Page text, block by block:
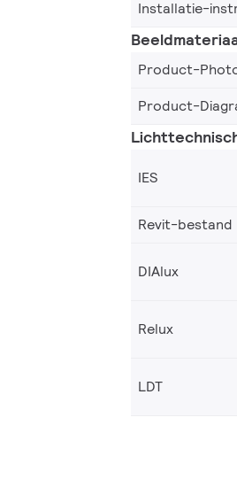
Installatie-
Product-
Product-
IES
Revit-bestand
DIAlux
Relux
LDT